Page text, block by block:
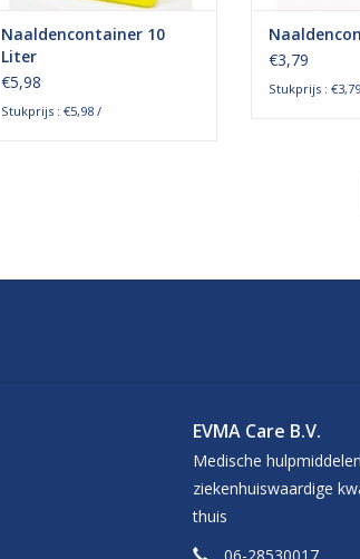
Naaldencontainer 10
Liter
€5,98
Stukprijs : €5,98 /
€3,79
Stukprijs :
EVMA Care B.V.
Medische
ziekenhuiswaardige
thuis